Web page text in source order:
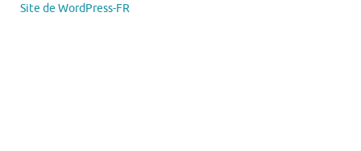
Site de WordPress-FR